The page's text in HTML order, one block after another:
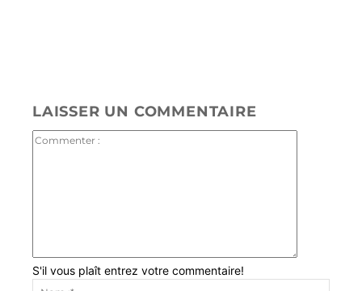
LAISSER UN COMMENTAIRE
S'il vous plaît entrez votre commentaire!